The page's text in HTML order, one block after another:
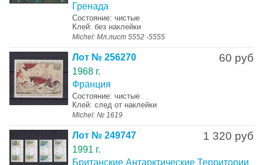
Гренада
Состояние: чистые
Клей: без наклейки
Michel: Мл.лист 5552 -5555
60 руб
Лот № 256270
1968 г.
Франция
Состояние: чистые
Клей: след от наклейки
Michel: № 1619
1 320 руб
Лот № 249747
1991 г.
Британские Антарктические Территории